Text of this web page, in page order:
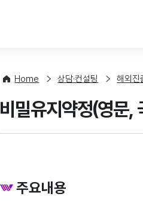
Home 상담·컨설팅 해외진
비밀유지약정(영문,
주요내용